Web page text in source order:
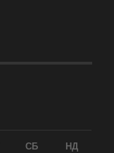
СБ НД